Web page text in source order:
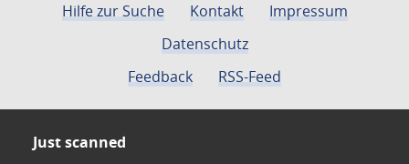
Hilfe zur Suche Kontakt
Impressum
Datenschutz
Feedback
RSS-Feed
Just scanned